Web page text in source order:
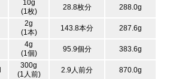
10g
(1枚)
28.8枚分 288.0g
2g
(1本)
143.8本分 287.6g
4g
(1個)
95.9個分 383.6g
300g
(1人前)
2.9人前分 870.0g